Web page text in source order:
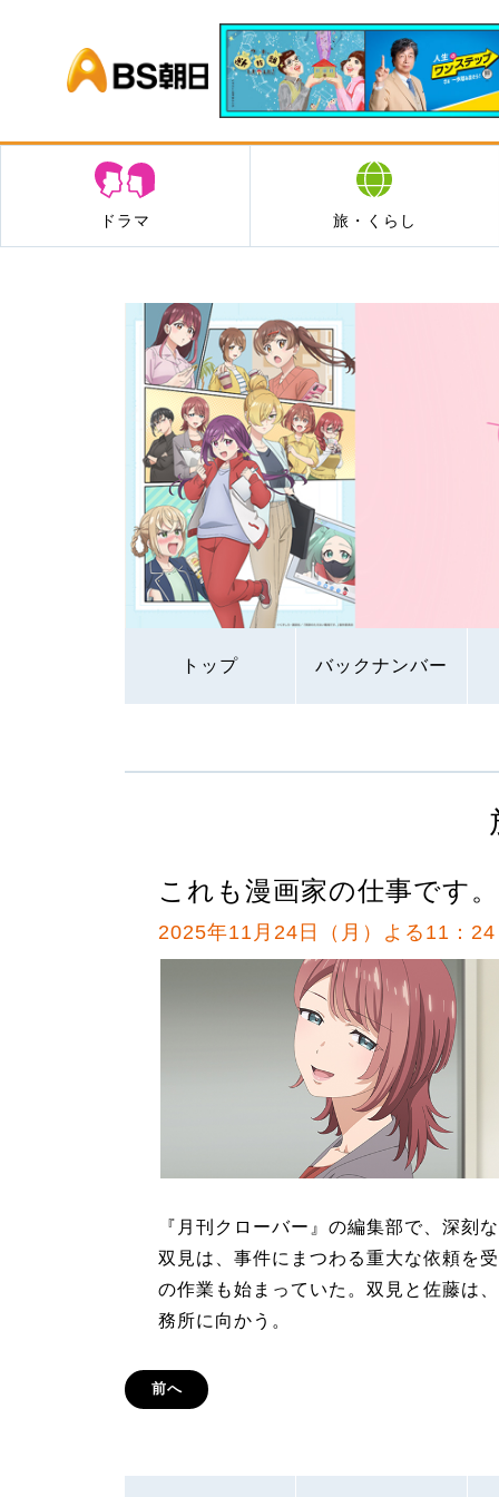
BS朝日
ドラマ 旅・くらし
トップ バックナンバー
これも漫画家の仕事です。
2025年11月24日（月）よる11：
『月刊クローバー』の編集部で、深刻
双見は、事件にまつわる重大な依頼を
の作業も始まっていた。双見と佐藤は
務所に向かう。
前へ